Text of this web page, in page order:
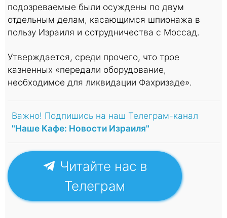
подозреваемые были осуждены по двум
отдельным делам, касающимся шпионажа в
пользу Израиля и сотрудничества с Моссад.
Утверждается, среди прочего, что трое
казненных «передали оборудование,
необходимое для ликвидации Фахризаде».
Важно! Подпишись на наш Телеграм-канал
"Наше Кафе: Новости Израиля"
Читайте нас в
Телеграм